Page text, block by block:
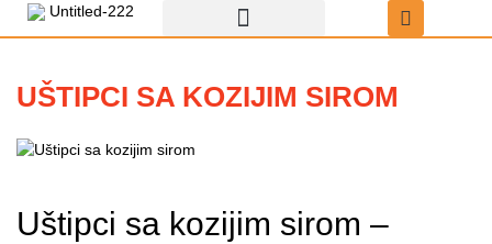
Пређи
садржај
UŠTIPCI SA KOZIJIM SIROM
Uštipci sa kozijim sirom –